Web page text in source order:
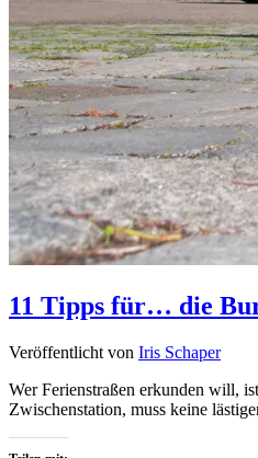
11 Tipps für… die
Veröffentlicht von Iris Schaper
Wer Ferienstraßen erkunden will,
Zwischenstation, muss keine